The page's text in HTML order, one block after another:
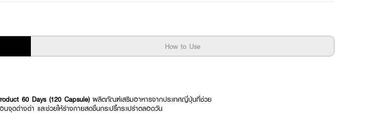
How to Use
60 Days (120 Capsule) ผลิตภัณฑ์เสริมอาหารจากประเทศญี่ปุ่นที่ช่วย
ดด่างดำ และช่วยให้ร่างกายสดชื่นกระปรี้กระเปร่าตลอดวัน